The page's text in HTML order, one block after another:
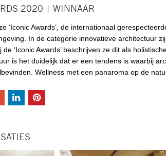
2020 | WINNAAR
‘Iconic Awards’, de internationaal
In de categorie innovatieve architectuur
de ‘Iconic Awards’ beschrijven ze dit als
is het duidelijk dat er een tendens is waarbij
Wellness met een panaroma op de